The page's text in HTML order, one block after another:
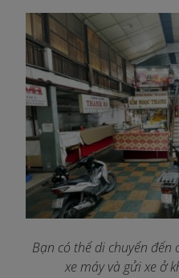
Bạn có thể di chuyển đến
xe máy và gửi xe ở